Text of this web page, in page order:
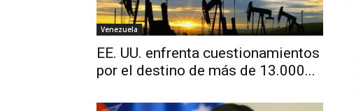
Venezuela
EE. UU. enfrenta cuestionamientos
por el destino de más de 13.000...